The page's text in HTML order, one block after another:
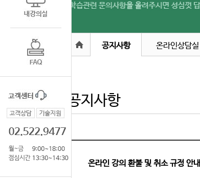
공지사항 온라인상담실
공지사항
온라인 강의 환불 및 취소 규정 안내